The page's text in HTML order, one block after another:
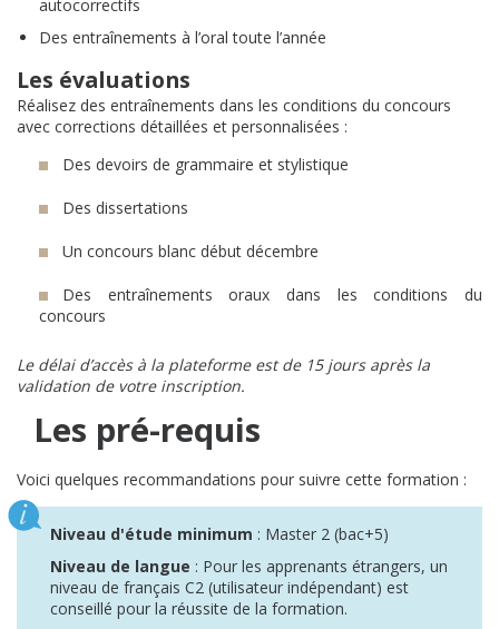
autocorrectifs
Des entraînements à l’oral toute l’année
Les évaluations
Réalisez des entraînements dans les conditions du concours
avec corrections détaillées et personnalisées :
Des devoirs de grammaire et stylistique
Des dissertations
Un concours blanc début décembre
Des entraînements oraux dans les conditions du
concours
Le délai d’accès à la plateforme est de 15 jours après la
validation de votre inscription.
Les pré-requis
Voici quelques recommandations pour suivre cette formation :
Niveau d'étude minimum : Master 2 (bac+5)
Niveau de langue : Pour les apprenants étrangers, un
niveau de français C2 (utilisateur indépendant) est
conseillé pour la réussite de la formation.